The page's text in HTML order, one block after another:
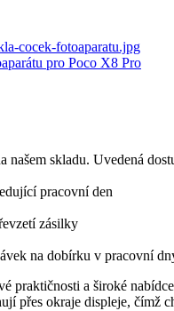
pro Poco X8 Pro
našem skladu. Uvedená
pracovní den
zásilky
na dobírku v pracovní
praktičnosti a široké
přes okraje displeje, čímž